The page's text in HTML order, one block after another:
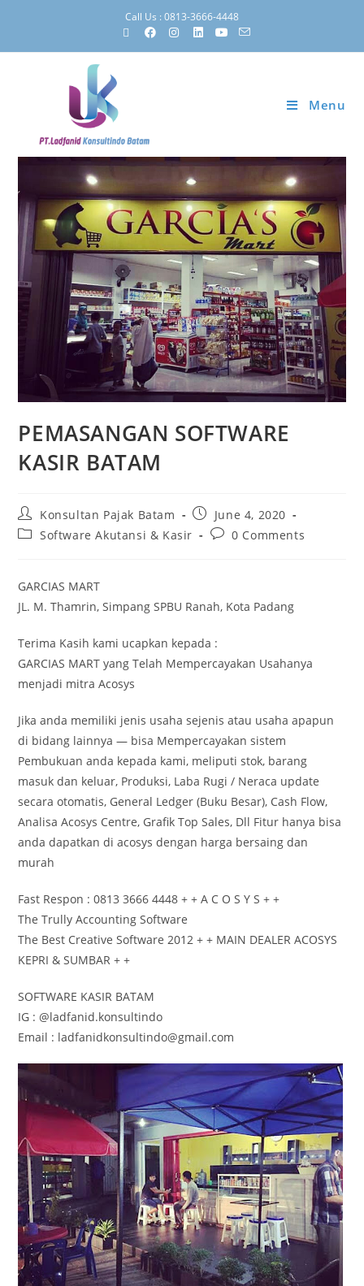
Call Us : 0813-3666-4448
Menu
PEMASANGAN SOFTWARE
KASIR BATAM
Konsultan Pajak Batam
June 4, 2020
Software Akutansi & Kasir
0 Comments
GARCIAS MART
JL. M. Thamrin, Simpang SPBU Ranah, Kota Padang
Terima Kasih kami ucapkan kepada :
GARCIAS MART yang Telah Mempercayakan Usahanya
menjadi mitra Acosys
Jika anda memiliki jenis usaha sejenis atau usaha apapun
di bidang lainnya — bisa Mempercayakan sistem
Pembukuan anda kepada kami, meliputi stok, barang
masuk dan keluar, Produksi, Laba Rugi / Neraca update
secara otomatis, General Ledger (Buku Besar), Cash Flow,
Analisa Acosys Centre, Grafik Top Sales, Dll Fitur hanya bisa
anda dapatkan di acosys dengan harga bersaing dan
murah
Fast Respon : 0813 3666 4448 + + A C O S Y S + +
The Trully Accounting Software
The Best Creative Software 2012 + + MAIN DEALER ACOSYS
KEPRI & SUMBAR + +
SOFTWARE KASIR BATAM
IG : @ladfanid.konsultindo
Email : ladfanidkonsultindo@gmail.com